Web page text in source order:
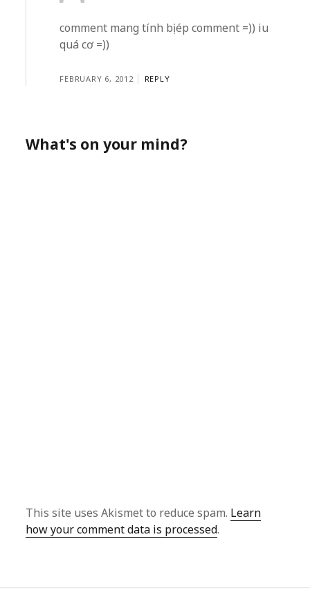
comment mang tính bị ép comment =)) iu
quá cơ =))
FEBRUARY 6, 2012 REPLY
What's on your mind?
This site uses Akismet to reduce spam. Learn
how your comment data is processed.